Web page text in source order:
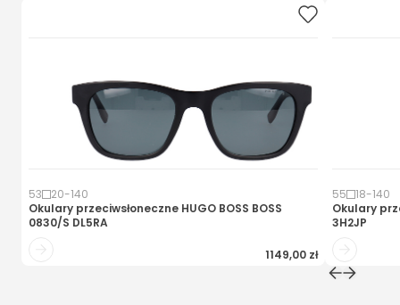
53 20-140
Okulary przeciwsłoneczne HUGO BOSS BOSS
0830/S DL5RA
1149,00 zł
55 18-140
Okulary
3H2JP